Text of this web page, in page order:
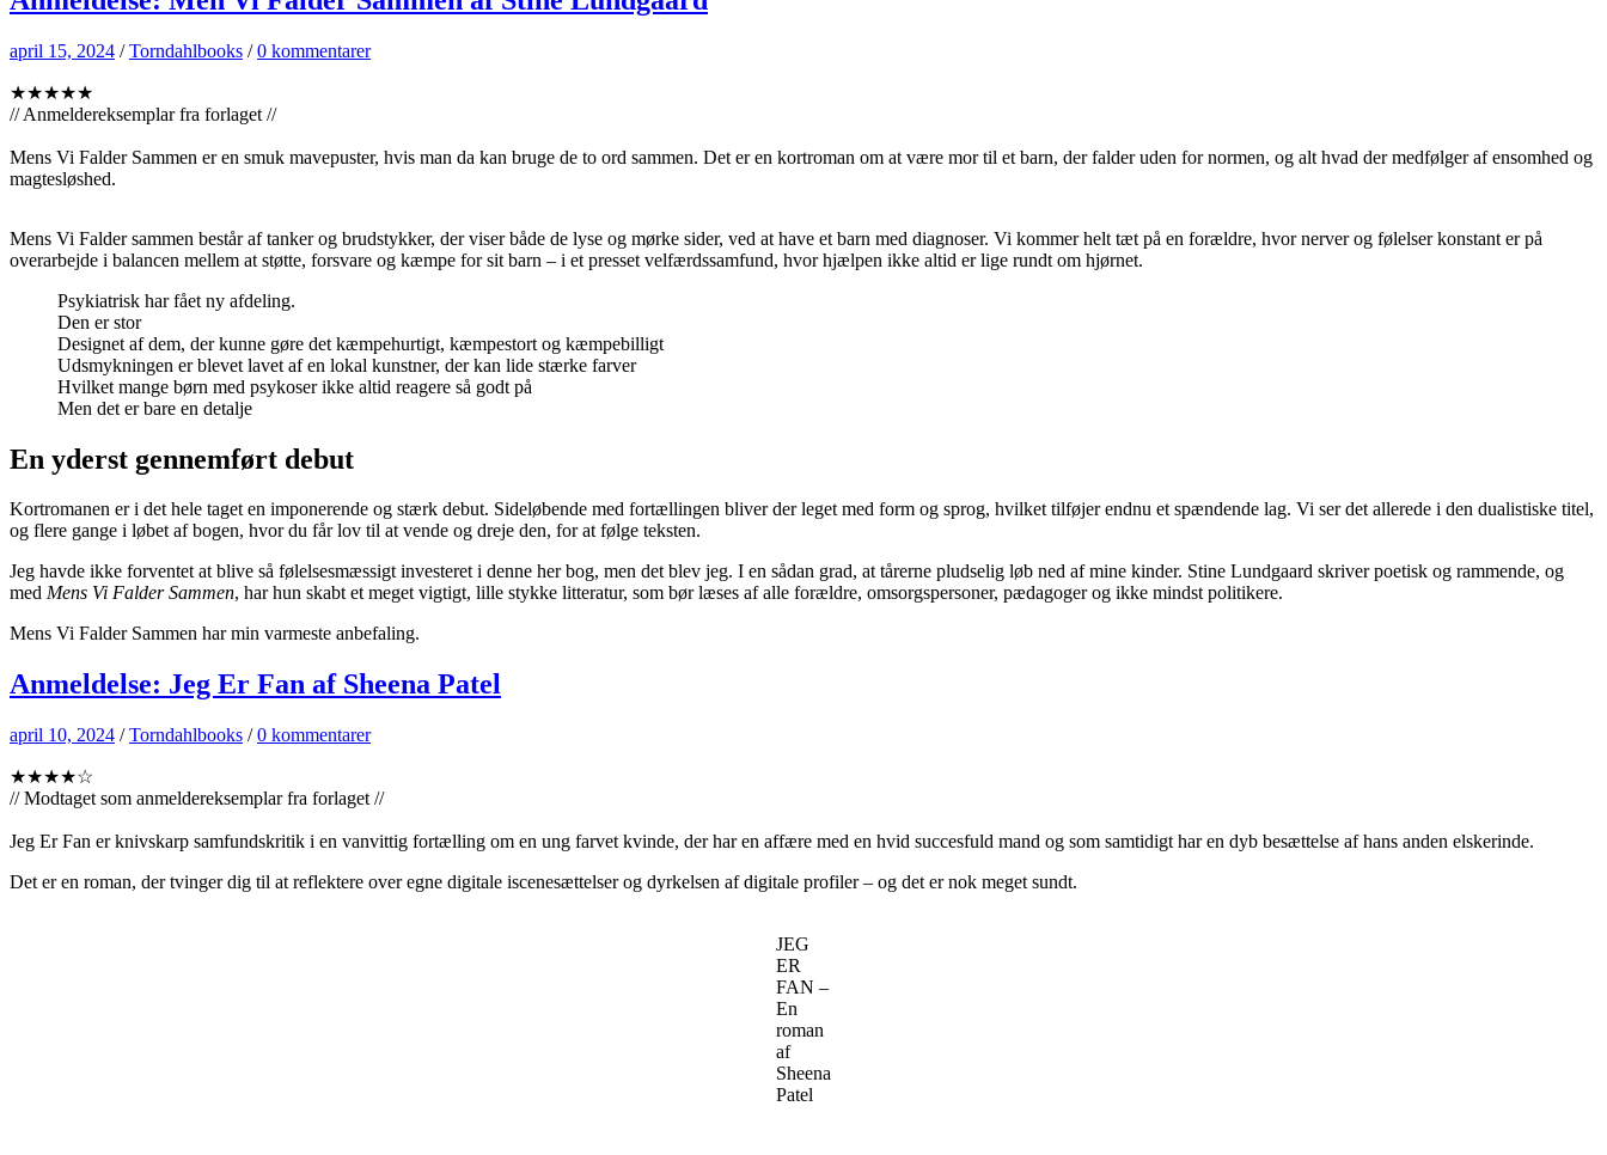
april 15, 2024 /Torndahlbooks /0 kommentarer
★★★★★
// Anmeldereksemplar fra forlaget //
Mens Vi Falder Sammen er en smuk mavepuster, hvis man da kan bruge de to ord sammen. Det er en kortroman om at være mor til et barn, der falder uden for normen, og alt hvad der medfølger af ensomhed og
magtesløshed.
Mens Vi Falder sammen består af tanker og brudstykker, der viser både de lyse og mørke sider, ved at have et barn med diagnoser. Vi kommer helt tæt på en forældre, hvor nerver og følelser konstant er på
overarbejde i balancen mellem at støtte, forsvare og kæmpe for sit barn – i et presset velfærdssamfund, hvor hjælpen ikke altid er lige rundt om hjørnet.
Psykiatrisk har fået ny afdeling.
Den er stor
Designet af dem, der kunne gøre det kæmpehurtigt, kæmpestort og kæmpebilligt
Udsmykningen er blevet lavet af en lokal kunstner, der kan lide stærke farver
Hvilket mange børn med psykoser ikke altid reagere så godt på
Men det er bare en detalje
En yderst gennemført debut
Kortromanen er i det hele taget en imponerende og stærk debut. Sideløbende med fortællingen bliver der leget med form og sprog, hvilket tilføjer endnu et spændende lag. Vi ser det allerede i den dualistiske titel,
og flere gange i løbet af bogen, hvor du får lov til at vende og dreje den, for at følge teksten.
Jeg havde ikke forventet at blive så følelsesmæssigt investeret i denne her bog, men det blev jeg. I en sådan grad, at tårerne pludselig løb ned af mine kinder. Stine Lundgaard skriver poetisk og rammende, og
med Mens Vi Falder Sammen, har hun skabt et meget vigtigt, lille stykke litteratur, som bør læses af alle forældre, omsorgspersoner, pædagoger og ikke mindst politikere.
Mens Vi Falder Sammen har min varmeste anbefaling.
Anmeldelse: Jeg Er Fan af Sheena Patel
april 10, 2024 /Torndahlbooks /0 kommentarer
★★★★☆
// Modtaget som anmeldereksemplar fra forlaget //
Jeg Er Fan er knivskarp samfundskritik i en vanvittig fortælling om en ung farvet kvinde, der har en affære med en hvid succesfuld mand og som samtidigt har en dyb besættelse af hans anden elskerinde.
Det er en roman, der tvinger dig til at reflektere over egne digitale iscenesættelser og dyrkelsen af digitale profiler – og det er nok meget sundt.
JEG
ER
FAN –
En
roman
af
Sheena
Patel